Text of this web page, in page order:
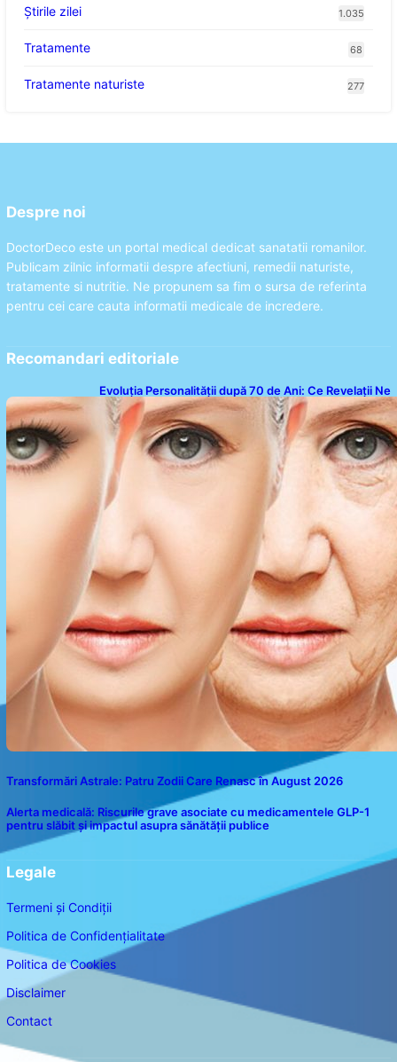
Știrile zilei 1.035
Tratamente 68
Tratamente naturiste 277
Despre noi
DoctorDeco este un portal medical dedicat sanatatii romanilor.
Publicam zilnic informatii despre afectiuni, remedii naturiste,
tratamente si nutritie. Ne propunem sa fim o sursa de referinta
pentru cei care cauta informatii medicale de incredere.
Recomandari editoriale
Evoluția Personalității după 70 de Ani: Ce Revelații Ne
Oferă Studiile Psihologice
Transformări Astrale: Patru Zodii Care Renasc în August 2026
Alerta medicală: Riscurile grave asociate cu medicamentele GLP-1
pentru slăbit și impactul asupra sănătății publice
Legale
Termeni și Condiții
Politica de Confidențialitate
Politica de Cookies
Disclaimer
Contact